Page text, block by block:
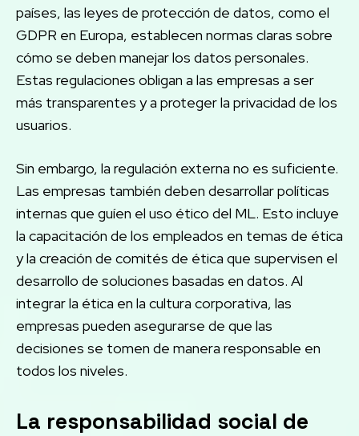
países, las leyes de protección de datos, como el
GDPR en Europa, establecen normas claras sobre
cómo se deben manejar los datos personales.
Estas regulaciones obligan a las empresas a ser
más transparentes y a proteger la privacidad de los
usuarios.
Sin embargo, la regulación externa no es suficiente.
Las empresas también deben desarrollar políticas
internas que guíen el uso ético del ML. Esto incluye
la capacitación de los empleados en temas de ética
y la creación de comités de ética que supervisen el
desarrollo de soluciones basadas en datos. Al
integrar la ética en la cultura corporativa, las
empresas pueden asegurarse de que las
decisiones se tomen de manera responsable en
todos los niveles.
La responsabilidad social de